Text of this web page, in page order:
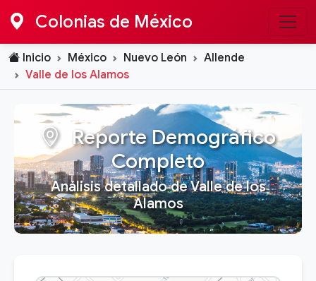
Colonias de México
Inicio México Nuevo León
Allende
Valle de los Alamos
Reporte Demográfico
Completo
Análisis detallado de Valle de los
Alamos